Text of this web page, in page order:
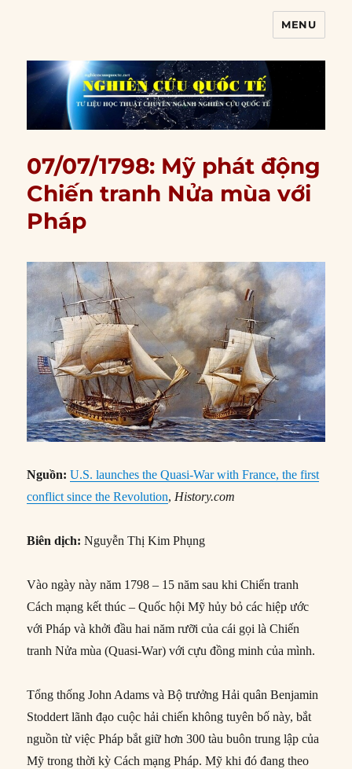
MENU
07/07/1798: Mỹ phát động
Chiến tranh Nửa mùa với
Pháp
Nguồn:U.S. launches the Quasi-War with France, the first
conflict since the Revolution, History.com
Biên dịch: Nguyễn Thị Kim Phụng
Vào ngày này năm 1798 – 15 năm sau khi Chiến tranh
Cách mạng kết thúc – Quốc hội Mỹ hủy bỏ các hiệp ước
với Pháp và khởi đầu hai năm rưỡi của cái gọi là Chiến
tranh Nửa mùa (Quasi-War) với cựu đồng minh của mình.
Tổng thống John Adams và Bộ trưởng Hải quân Benjamin
Stoddert lãnh đạo cuộc hải chiến không tuyên bố này, bắt
nguồn từ việc Pháp bắt giữ hơn 300 tàu buôn trung lập của
Mỹ trong thời kỳ Cách mạng Pháp. Mỹ khi đó đang theo